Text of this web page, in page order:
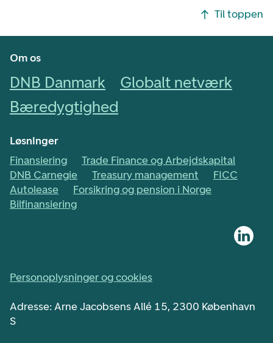
Til toppen
Om os
DNB Danmark
Globalt netværk
Bæredygtighed
Løsninger
Finansiering
Trade Finance og Arbejdskapital
DNB Carnegie
Treasury management
FICC
Autolease
Forsikring og pension i Norge
Bilfinansiering
Personoplysninger og cookies
Adresse: Arne Jacobsens Allé 15, 2300 København
S